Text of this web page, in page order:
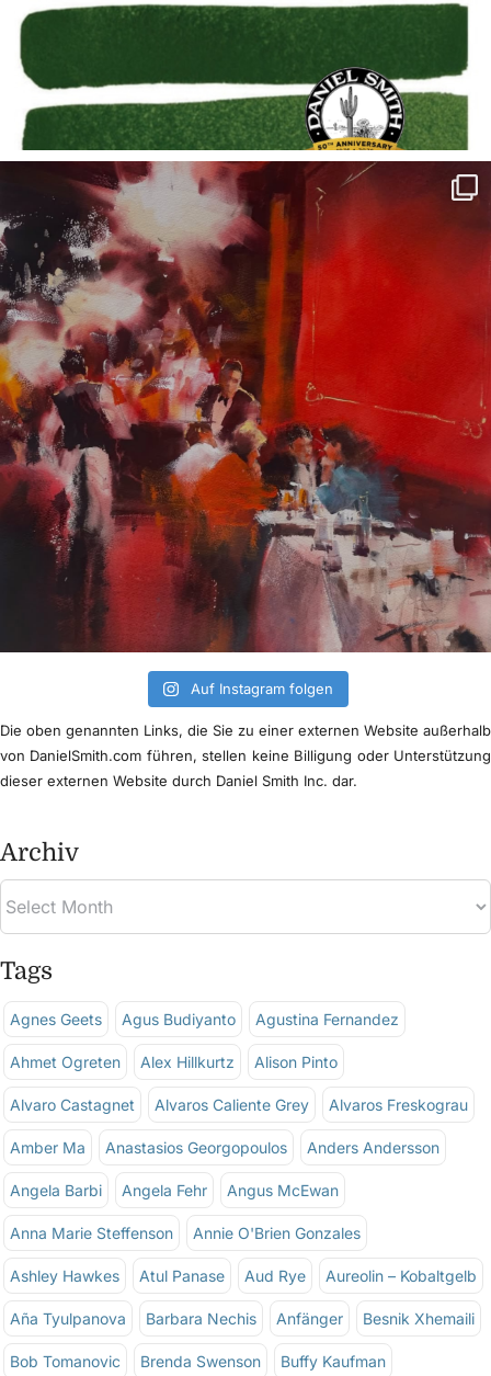
Auf Instagram folgen
Die oben genannten Links, die Sie zu einer externen Website außerhalb
von DanielSmith.com führen, stellen keine Billigung oder Unterstützung
dieser externen Website durch Daniel Smith Inc. dar.
Archiv
Tags
Agnes Geets Agus Budiyanto Agustina Fernandez
Ahmet Ogreten Alex Hillkurtz Alison Pinto
Alvaro Castagnet Alvaros Caliente Grey Alvaros Freskograu
Amber Ma Anastasios Georgopoulos Anders Andersson
Angela Barbi Angela Fehr Angus McEwan
Anna Marie Steffenson Annie O'Brien Gonzales
Ashley Hawkes Atul Panase Aud Rye Aureolin – Kobaltgelb
Aña Tyulpanova Barbara Nechis Anfänger Besnik Xhemaili
Bob Tomanovic Brenda Swenson Buffy Kaufman